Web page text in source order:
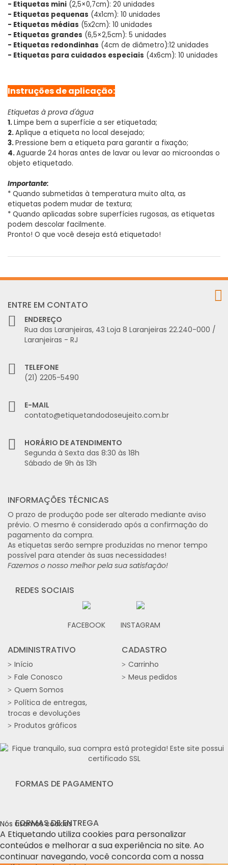
- Etiquetas mini (2,5×0,7cm): 20 unidades
- Etiquetas pequenas (4x1cm): 10 unidades
- Etiquetas médias (5x2cm): 10 unidades
- Etiquetas grandes (6,5×2,5cm): 5 unidades
- Etiquetas redondinhas (4cm de diâmetro):12 unidades
- Etiquetas para cuidados especiais (4x6cm): 10 unidades
Instruções de aplicação:
Etiquetas à prova d'água
1.Limpe bem a superfície a ser etiquetada;
2.Aplique a etiqueta no local desejado;
3.Pressione bem a etiqueta para garantir a fixação;
4.Aguarde 24 horas antes de lavar ou levar ao microondas o
objeto etiquetado.
Importante:
* Quando submetidas à temperatura muito alta, as
etiquetas podem mudar de textura;
* Quando aplicadas sobre superfícies rugosas, as etiquetas
podem descolar facilmente.
Pronto! O que você deseja está etiquetado!
ENTRE EM CONTATO
ENDEREÇO
Rua das Laranjeiras, 43 Loja 8 Laranjeiras 22.240-000 /
Laranjeiras - RJ
TELEFONE
(21) 2205-5490
E-MAIL
contato@etiquetandodoseujeito.com.br
HORÁRIO DE ATENDIMENTO
Segunda à Sexta das 8:30 às 18h
Sábado de 9h às 13h
INFORMAÇÕES TÉCNICAS
O prazo de produção pode ser alterado mediante aviso
prévio. O mesmo é considerado após a confirmação do
pagamento da compra.
As etiquetas serão sempre produzidas no menor tempo
possível para atender às suas necessidades!
Fazemos o nosso melhor pela sua satisfação!
REDES SOCIAIS
FACEBOOK INSTAGRAM
ADMINISTRATIVO
Início
Fale Conosco
Quem Somos
Política de entregas,
trocas e devoluções
Produtos gráficos
CADASTRO
Carrinho
Meus pedidos
FORMAS DE PAGAMENTO
FORMAS DE ENTREGA
Nós usamos cookies
A Etiquetando utiliza cookies para personalizar
conteúdos e melhorar a sua experiência no site. Ao
continuar navegando, você concorda com a nossa